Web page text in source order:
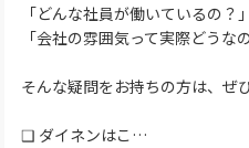
「どんな社員が働いているの？」
「会社の雰囲気って実際どうなの
そんな疑問をお持ちの方は、ぜ
❑ ダイネンはこ…